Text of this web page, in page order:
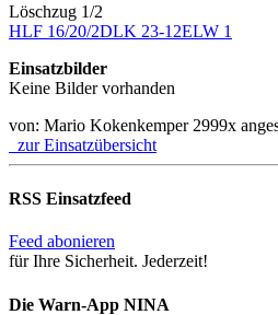
Löschzug 1/2
HLF 16/20/2DLK 23-12ELW 1
Einsatzbilder
Keine Bilder vorhanden
von: Mario Kokenkemper 2999x
zur Einsatzübersicht
RSS Einsatzfeed
Feed abonieren
für Ihre Sicherheit. Jederzeit!
Die Warn-App NINA